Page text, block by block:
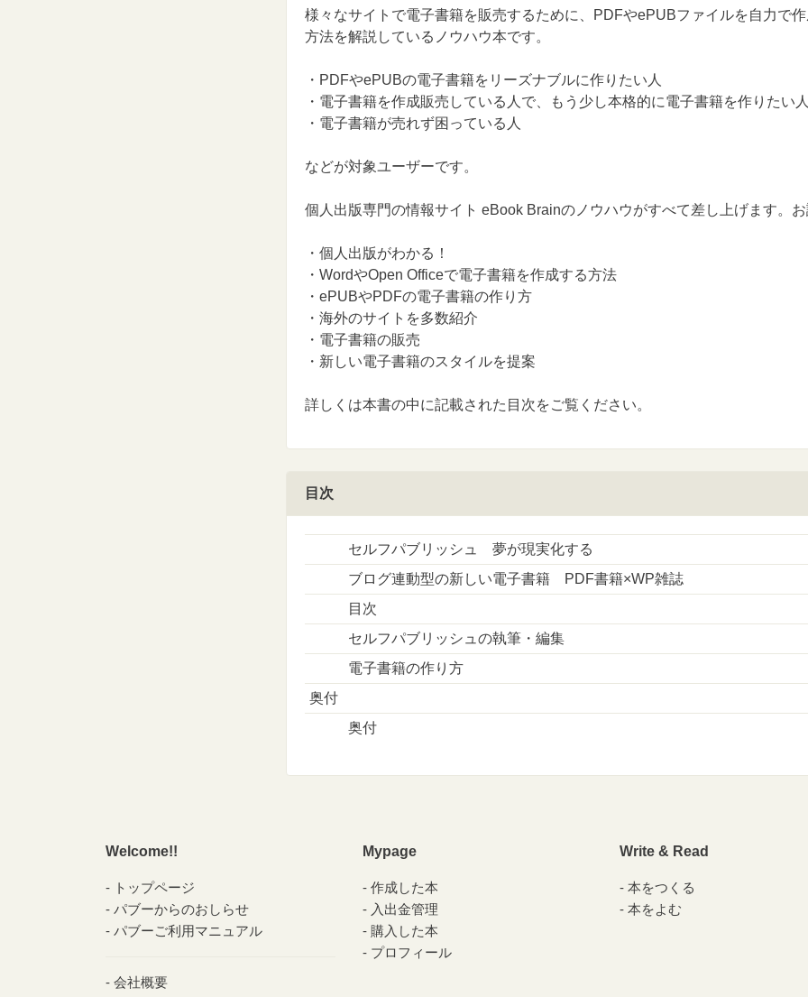
様々なサイトで電子書籍を販売するために、PDFやePUBファイルを自力で
方法を解説しているノウハウ本です。
・PDFやePUBの電子書籍をリーズナブルに作りたい人
・電子書籍を作成販売している人で、もう少し本格的に電子書籍を作りたい人
・電子書籍が売れず困っている人
などが対象ユーザーです。
個人出版専門の情報サイト eBook Brainのノウハウがすべて差し上げます。お
・個人出版がわかる！
・WordやOpen Officeで電子書籍を作成する方法
・ePUBやPDFの電子書籍の作り方
・海外のサイトを多数紹介
・電子書籍の販売
・新しい電子書籍のスタイルを提案
詳しくは本書の中に記載された目次をご覧ください。
目次
セルフパブリッシュ 夢が現実化する
ブログ連動型の新しい電子書籍 PDF書籍×WP雑誌
目次
セルフパブリッシュの執筆・編集
電子書籍の作り方
奥付
奥付
Welcome!!
トップページ
パブーからのおしらせ
パブーご利用マニュアル
会社概要
Mypage
作成した本
入出金管理
購入した本
プロフィール
Write & Read
本をつくる
本をよむ